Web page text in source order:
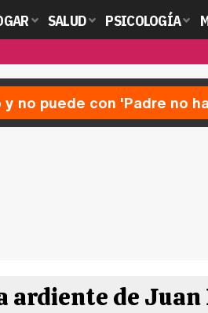
SALUD PSICOLOGÍA
no puede con 'Padre no
de Juan